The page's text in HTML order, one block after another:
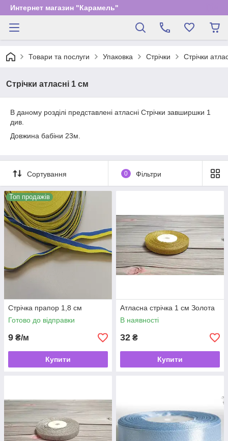
Интернет магазин "Карамель"
Товари та послуги Упаковка Стрічки Стрічки
Стрічки атласні 1 см
В даному розділі представлені атласні Стрічки завширшки 1
див.
Довжина бабіни 23м.
Сортування 0 Фільтри
Топ продажів
Стрічка прапор 1,8 см
Готово до відправки
9 ₴/м
Купити
Атласна стрічка 1 см Золота
В наявності
32 ₴
Купити